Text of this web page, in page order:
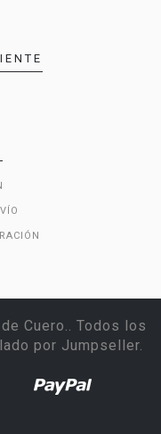
Cuero.. Todos los
por Jumpseller